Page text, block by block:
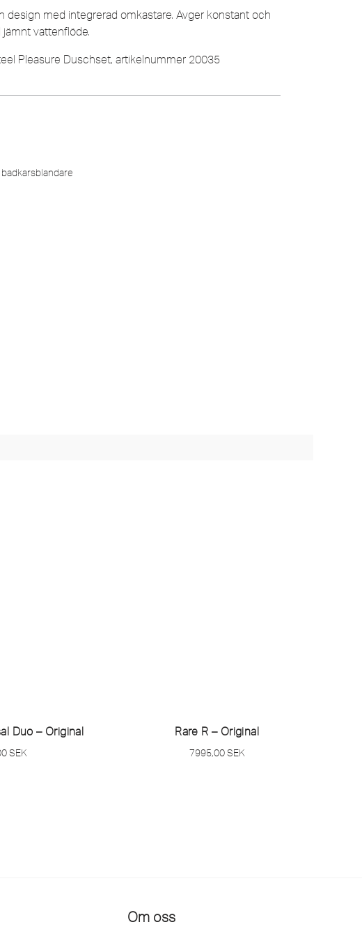
design med integrerad omkastare. Avger konstant och
vattenflöde.
Pleasure Duschset, artikelnummer 20035
Duo – Original
SEK
Rare R – Original
7995,00SEK
Om oss